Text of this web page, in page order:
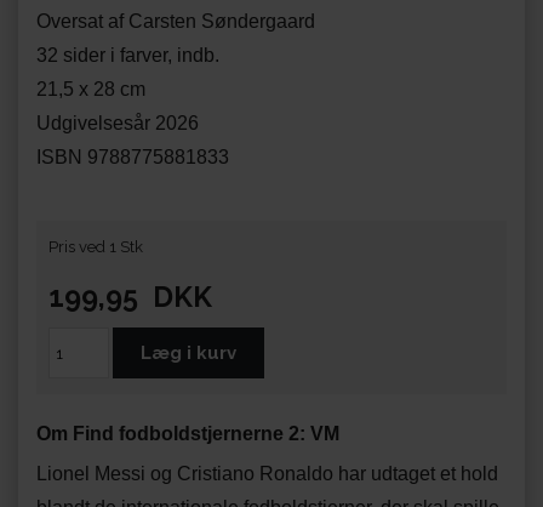
Oversat af Carsten Søndergaard
32 sider i farver, indb.
21,5 x 28 cm
Udgivelsesår 2026
ISBN 9788775881833
Pris ved 1 Stk
199,95 DKK
Om Find fodboldstjernerne 2: VM
Lionel Messi og Cristiano Ronaldo har udtaget et hold